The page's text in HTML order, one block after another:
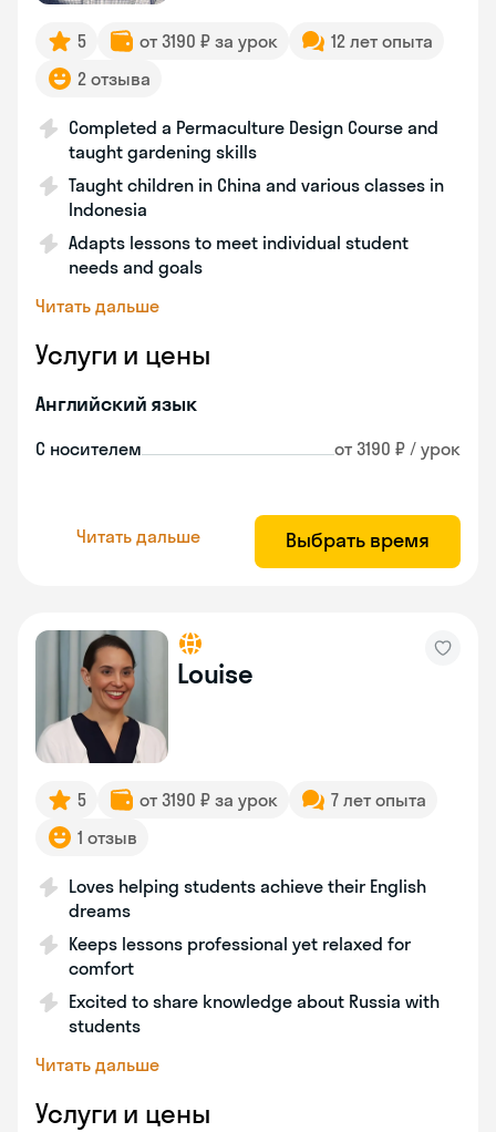
5 от 3190 ₽ за урок
12 лет опыта
2 отзыва
Completed a Permaculture Design Course and
taught gardening skills
Taught children in China and various classes in
Indonesia
Adapts lessons to meet individual student
needs and goals
Читать дальше
Услуги и цены
Английский язык
С носителем от 3190 ₽ / урок
Читать дальше Выбрать время
Louise
5 от 3190 ₽ за урок
7 лет опыта
1 отзыв
Loves helping students achieve their English
dreams
Keeps lessons professional yet relaxed for
comfort
Excited to share knowledge about Russia with
students
Читать дальше
Услуги и цены